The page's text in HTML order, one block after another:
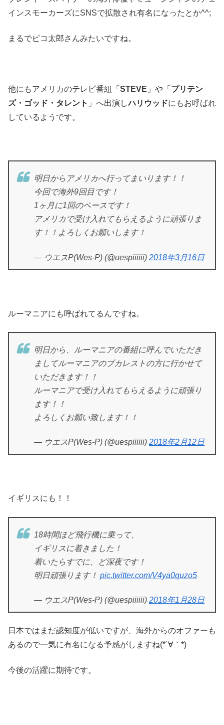
インスモーカーズにSNSで拡散され有名になったとか^^;
まるでピコ太郎さんみたいですね。
他にもアメリカのテレビ番組「 STEVE 」や「 プリテン
ズ・ゴッド・タレント 」へ出演しハリウッドにもお呼ばれ
しているようです。
明日からアメリカへ行ってまいります！！
今回で海外9回目です！
1ヶ月に1回のペースです！
アメリカで受け入れてもらえるように頑張りま
す！！よろしくお願いします！
— ウエスP(Wes-P) (@uespiiiiii) 2018年3月16日
ルーマニアにも呼ばれてるんですね。
明日から、ルーマニアの番組に呼んでいただき
ましてルーマニアのブカレストの方に行かせて
いただきます！！
ルーマニアで受け入れてもらえるように頑張り
ます！！
よろしくお願い致します！！
— ウエスP(Wes-P) (@uespiiiiii) 2018年2月12日
イギリスにも！！
18時間ほど飛行機に乗って、
イギリスに着きました！
着いたらすでに、ど深夜です！
明日頑張ります！ pic.twitter.com/V4ya0quzo5
— ウエスP(Wes-P) (@uespiiiiii) 2018年1月28日
日本ではまだ認知度が低いですが、海外からのオファーも
あるので一気に有名になる予感がしますね(*´∀｀*)
今後の活躍に期待です。